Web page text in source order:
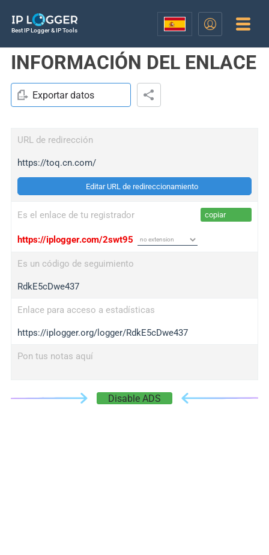
Best IP Logger & IP Tools
INFORMACIÓN DEL ENLACE
Exportar datos
URL de redirección
https://toq.cn.com/
Editar URL de redireccionamiento
Es el enlace de tu registrador copiar
https://iplogger.com/2swt95
Es un código de seguimiento
RdkE5cDwe437
Enlace para acceso a estadísticas
https://iplogger.org/logger/RdkE5cDwe437
Pon tus notas aquí
Disable ADS